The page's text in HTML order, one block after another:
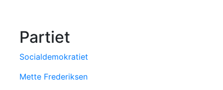
Partiet
Socialdemokratiet
Mette Frederiksen